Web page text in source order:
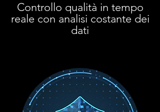
Controllo qualità in tempo
reale con analisi costante dei
dati